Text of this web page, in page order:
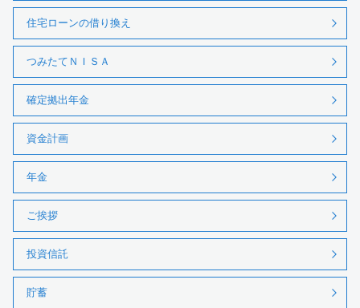
住宅ローンの借り換え
つみたてＮＩＳＡ
確定拠出年金
資金計画
年金
ご挨拶
投資信託
貯蓄